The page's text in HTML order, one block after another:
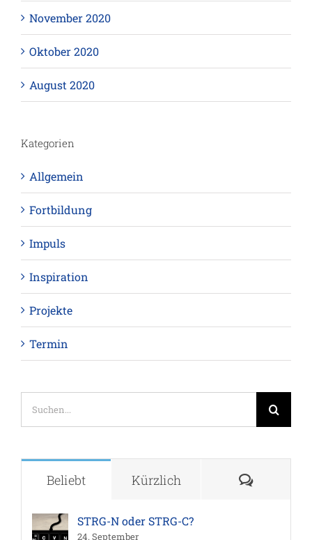
November 2020
Oktober 2020
August 2020
Kategorien
Allgemein
Fortbildung
Impuls
Inspiration
Projekte
Termin
Beliebt Kürzlich
STRG-N oder STRG-C?
24. September